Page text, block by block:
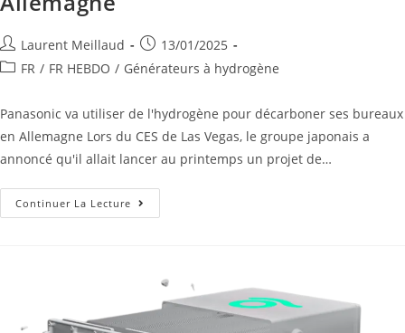
Laurent Meillaud
13/01/2025
FR / FR HEBDO / Générateurs à hydrogène
Panasonic va utiliser de l'hydrogène pour décarboner ses bureaux
en Allemagne Lors du CES de Las Vegas, le groupe japonais a
annoncé qu'il allait lancer au printemps un projet de…
Continuer La Lecture